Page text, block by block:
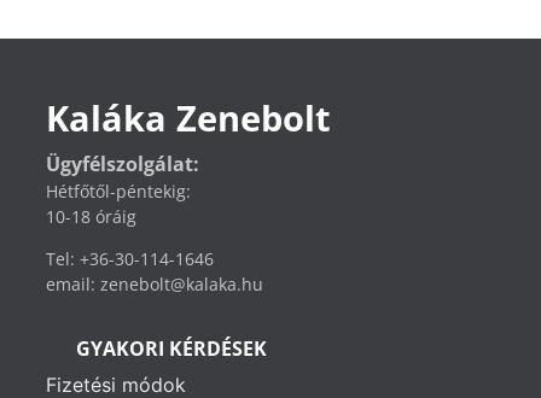
Kaláka Zenebolt
Ügyfélszolgálat:
Hétfőtől-péntekig:
10-18 óráig
Tel: +36-30-114-1646
email: zenebolt@kalaka.hu
GYAKORI KÉRDÉSEK
Fizetési módok